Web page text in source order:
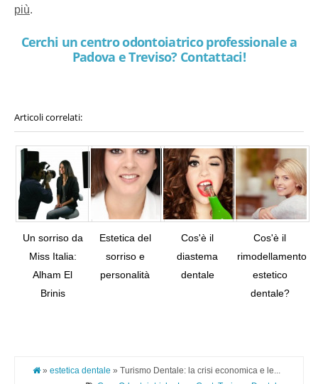
più.
Cerchi un centro odontoiatrico professionale a
Padova e Treviso? Contattaci!
Articoli correlati:
Un sorriso da
Miss Italia:
Alham El
Brinis
Estetica del
sorriso e
personalità
Cos'è il
diastema
dentale
Cos'è il
rimodellamento
estetico
dentale?
» estetica dentale » Turismo Dentale: la crisi economica e le...